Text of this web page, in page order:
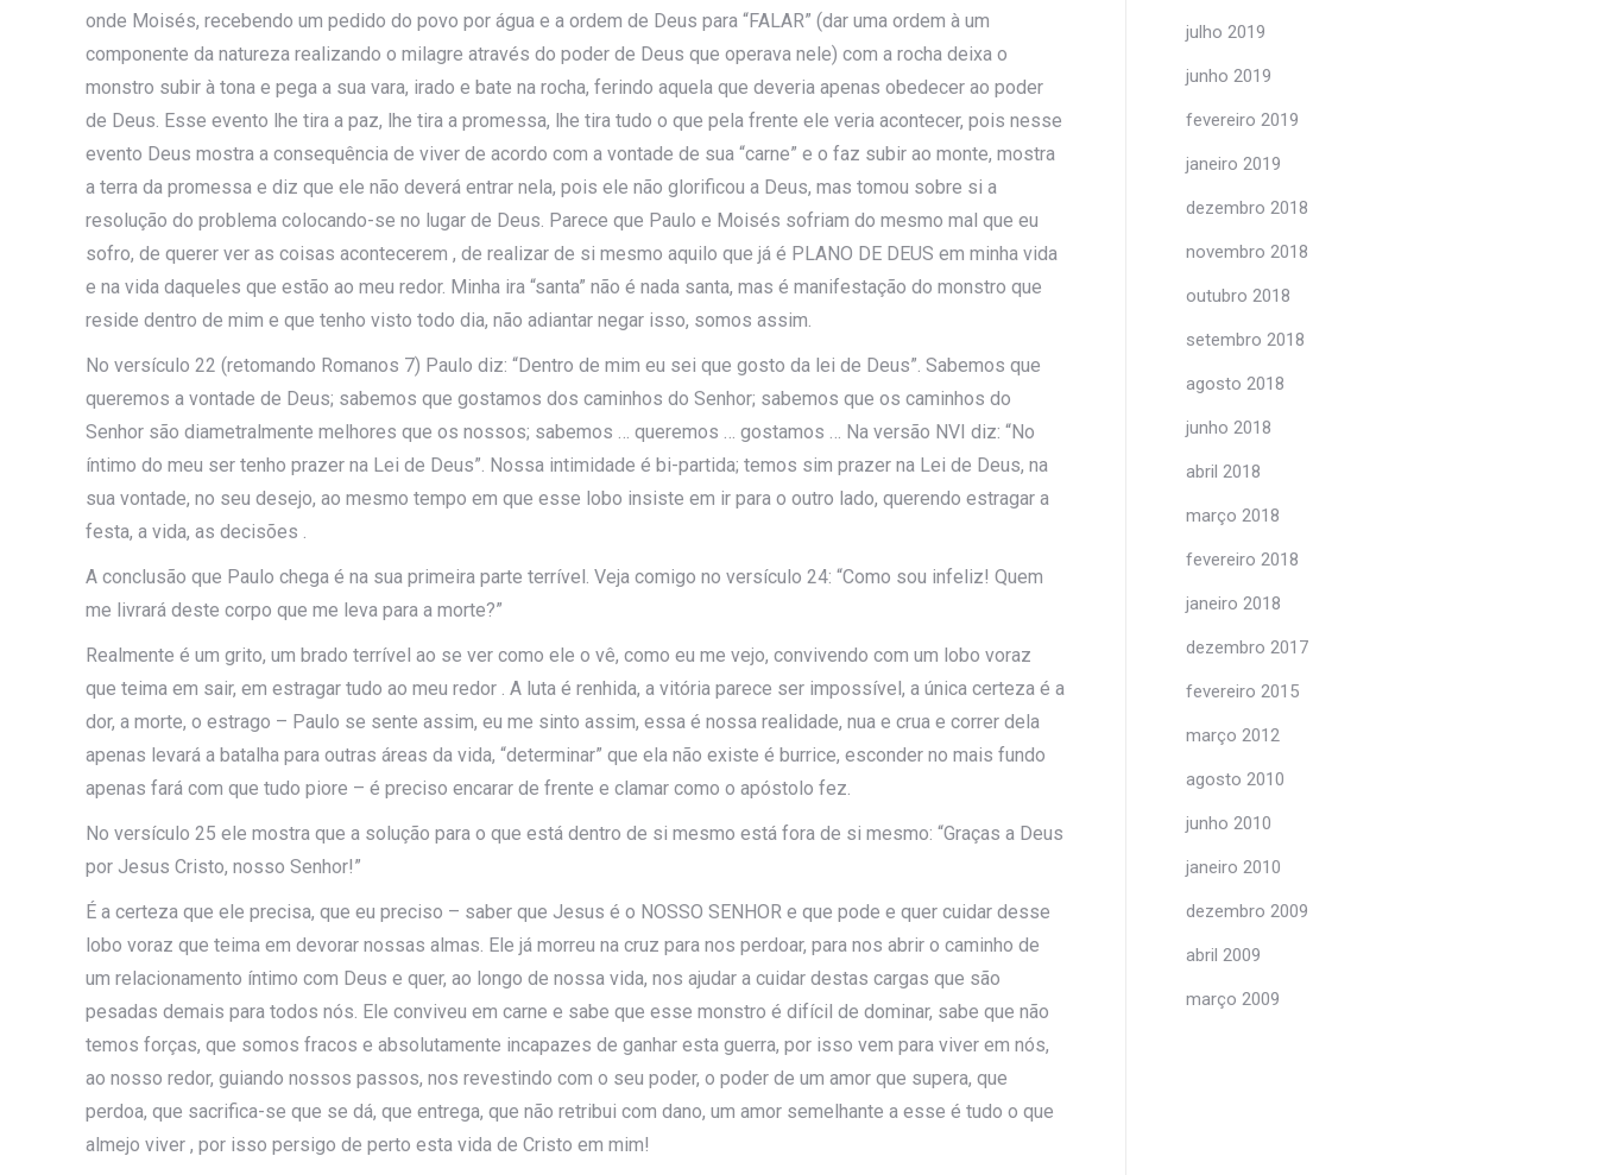
onde Moisés, recebendo um pedido do povo por água e a ordem de Deus para “FALAR” (dar uma ordem à um
componente da natureza realizando o milagre através do poder de Deus que operava nele) com a rocha deixa o
monstro subir à tona e pega a sua vara, irado e bate na rocha, ferindo aquela que deveria apenas obedecer ao poder
de Deus. Esse evento lhe tira a paz, lhe tira a promessa, lhe tira tudo o que pela frente ele veria acontecer, pois nesse
evento Deus mostra a consequência de viver de acordo com a vontade de sua “carne” e o faz subir ao monte, mostra
a terra da promessa e diz que ele não deverá entrar nela, pois ele não glorificou a Deus, mas tomou sobre si a
resolução do problema colocando-se no lugar de Deus. Parece que Paulo e Moisés sofriam do mesmo mal que eu
sofro, de querer ver as coisas acontecerem , de realizar de si mesmo aquilo que já é PLANO DE DEUS em minha vida
e na vida daqueles que estão ao meu redor. Minha ira “santa” não é nada santa, mas é manifestação do monstro que
reside dentro de mim e que tenho visto todo dia, não adiantar negar isso, somos assim.
No versículo 22 (retomando Romanos 7) Paulo diz: “Dentro de mim eu sei que gosto da lei de Deus”. Sabemos que
queremos a vontade de Deus; sabemos que gostamos dos caminhos do Senhor; sabemos que os caminhos do
Senhor são diametralmente melhores que os nossos; sabemos … queremos … gostamos … Na versão NVI diz: “No
íntimo do meu ser tenho prazer na Lei de Deus”. Nossa intimidade é bi-partida; temos sim prazer na Lei de Deus, na
sua vontade, no seu desejo, ao mesmo tempo em que esse lobo insiste em ir para o outro lado, querendo estragar a
festa, a vida, as decisões .
A conclusão que Paulo chega é na sua primeira parte terrível. Veja comigo no versículo 24: “Como sou infeliz! Quem
me livrará deste corpo que me leva para a morte?”
Realmente é um grito, um brado terrível ao se ver como ele o vê, como eu me vejo, convivendo com um lobo voraz
que teima em sair, em estragar tudo ao meu redor . A luta é renhida, a vitória parece ser impossível, a única certeza é a
dor, a morte, o estrago – Paulo se sente assim, eu me sinto assim, essa é nossa realidade, nua e crua e correr dela
apenas levará a batalha para outras áreas da vida, “determinar” que ela não existe é burrice, esconder no mais fundo
apenas fará com que tudo piore – é preciso encarar de frente e clamar como o apóstolo fez.
No versículo 25 ele mostra que a solução para o que está dentro de si mesmo está fora de si mesmo: “Graças a Deus
por Jesus Cristo, nosso Senhor!”
É a certeza que ele precisa, que eu preciso – saber que Jesus é o NOSSO SENHOR e que pode e quer cuidar desse
lobo voraz que teima em devorar nossas almas. Ele já morreu na cruz para nos perdoar, para nos abrir o caminho de
um relacionamento íntimo com Deus e quer, ao longo de nossa vida, nos ajudar a cuidar destas cargas que são
pesadas demais para todos nós. Ele conviveu em carne e sabe que esse monstro é difícil de dominar, sabe que não
temos forças, que somos fracos e absolutamente incapazes de ganhar esta guerra, por isso vem para viver em nós,
ao nosso redor, guiando nossos passos, nos revestindo com o seu poder, o poder de um amor que supera, que
perdoa, que sacrifica-se que se dá, que entrega, que não retribui com dano, um amor semelhante a esse é tudo o que
almejo viver , por isso persigo de perto esta vida de Cristo em mim!
julho 2019
junho 2019
fevereiro 2019
janeiro 2019
dezembro 2018
novembro 2018
outubro 2018
setembro 2018
agosto 2018
junho 2018
abril 2018
março 2018
fevereiro 2018
janeiro 2018
dezembro 2017
fevereiro 2015
março 2012
agosto 2010
junho 2010
janeiro 2010
dezembro 2009
abril 2009
março 2009